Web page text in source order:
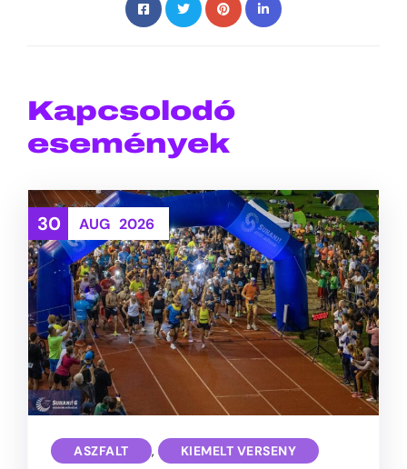
Kapcsolodó
események
30 AUG 2026
ASZFALT , KIEMELT VERSENY